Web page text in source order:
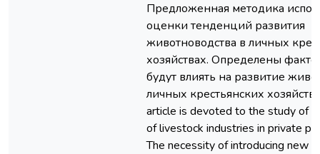
Предложенная методика
оценки тенденций развития
животноводства в личных
хозяйствах. Определены
будут влиять на развитие
личных крестьянских
article is devoted to the study of
of livestock industries in private
The necessity of introducing new